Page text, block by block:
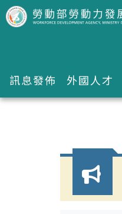
跳到主要內容區塊
訊息發佈 外國人才